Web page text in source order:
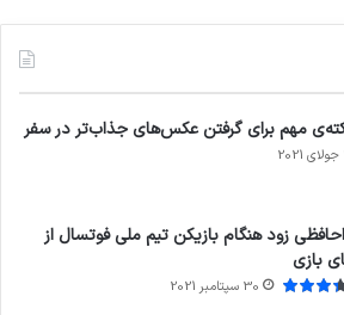
زود هنگام بازیکن تیم ملی فوتسال از
بازی
30 سپتامبر 2021